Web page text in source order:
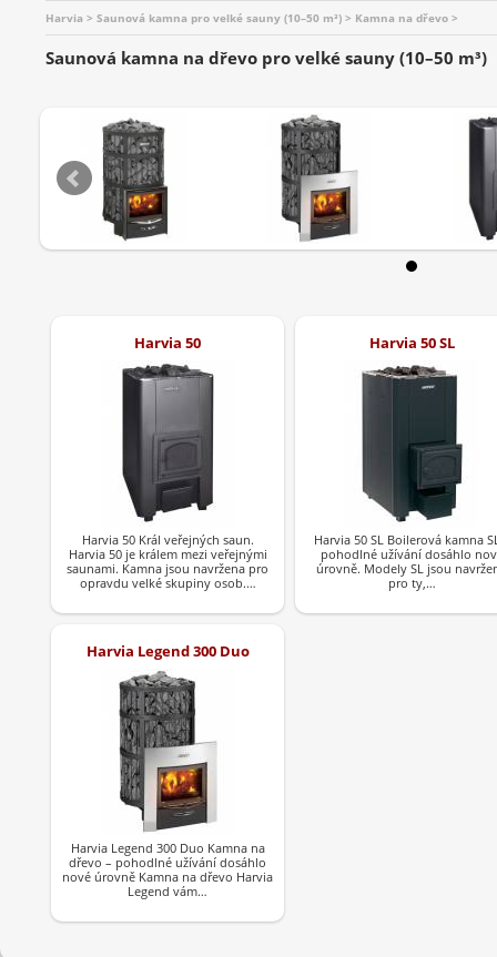
Harvia > Saunová kamna pro velké sauny (10–50 m³) > Kamna na dřevo >
Saunová kamna na dřevo pro velké sauny (10–50 m³)
Harvia 50
Harvia 50 Král veřejných saun.
Harvia 50 je králem mezi veřejnými
saunami. Kamna jsou navržena pro
opravdu velké skupiny osob.…
Harvia 50 SL
Harvia 50 SL Boilerová kamna
pohodlné užívání dosáhlo
úrovně. Modely SL jsou
pro ty,…
Harvia Legend 300 Duo
Harvia Legend 300 Duo Kamna na
dřevo – pohodlné užívání dosáhlo
nové úrovně Kamna na dřevo Harvia
Legend vám…